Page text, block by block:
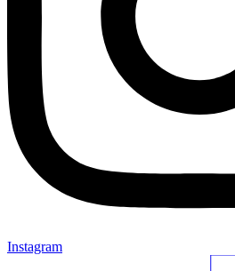
Instagram